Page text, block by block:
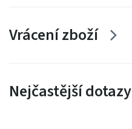
Vrácení zboží
Nejčastější dotazy